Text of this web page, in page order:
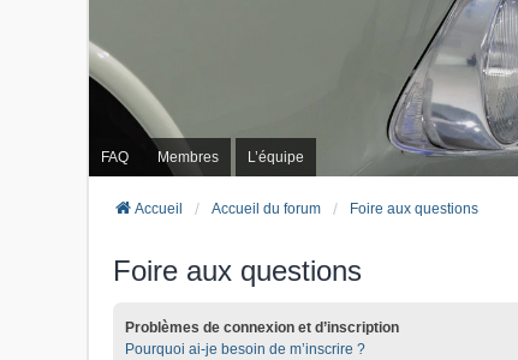
FAQ Membres L’équipe
Accueil Accueil du forum Foire aux questions
Foire aux questions
Problèmes de connexion et d’inscription
Pourquoi ai-je besoin de m’inscrire ?